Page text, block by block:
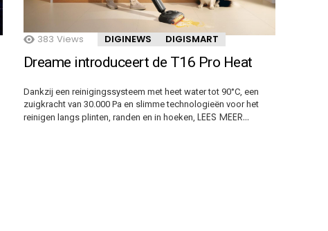
383 Views DIGINEWS DIGISMART
Dreame introduceert de T16 Pro Heat
Dankzij een reinigingssysteem met heet water tot 90°C, een
zuigkracht van 30.000 Pa en slimme technologieën voor het
reinigen langs plinten, randen en in hoeken, LEES MEER…